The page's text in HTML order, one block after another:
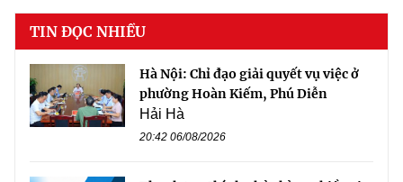
TIN ĐỌC NHIỀU
Hà Nội: Chỉ đạo giải quyết vụ việc ở
phường Hoàn Kiếm, Phú Diễn
Hải Hà
20:42 06/08/2026